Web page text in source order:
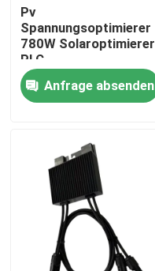
Zu Hause
Videos
Über uns
Pv
Spannungsoptimierer
780W Solaroptimierer
PLC
Verbindungsgateway
0,7kg Steuermodul
CE-zertifiziert
Anfrage absenden